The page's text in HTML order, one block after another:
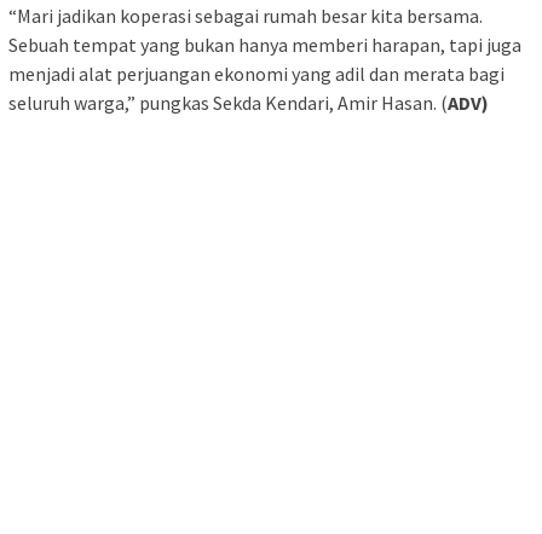
“Mari jadikan koperasi sebagai rumah besar kita bersama.
Sebuah tempat yang bukan hanya memberi harapan, tapi juga
menjadi alat perjuangan ekonomi yang adil dan merata bagi
seluruh warga,” pungkas Sekda Kendari, Amir Hasan. (ADV)